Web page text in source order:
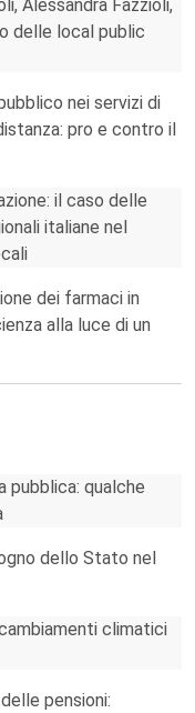
Alessandra Fazzioli,
delle local public
nei servizi di
pro e contro il
il caso delle
italiane nel
dei farmaci in
alla luce di un
pubblica: qualche
dello Stato nel
climatici
pensioni: